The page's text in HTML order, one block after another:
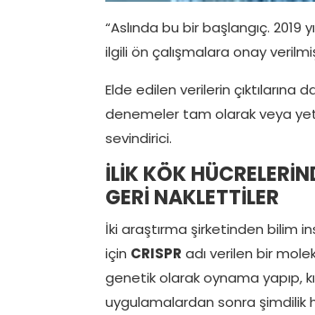
“Aslında bu bir başlangıç.
ilgili ön çalışmalara onay
Elde edilen verilerin çıktılarına
denemeler tam olarak veya
sevindirici.
İLİK KÖK
GERİ NAKLETTİLER
İki araştırma şirketinden bilim
için CRISPR adı verilen bir
genetik olarak oynama yapıp,
uygulamalardan sonra şimdilik